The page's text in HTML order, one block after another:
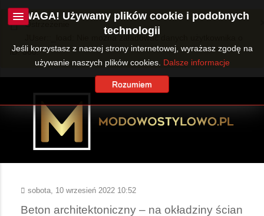
Ostrzeżenie
JUser::_load: Nie można załadować danych użytkownika o
ID: 360.
sobota, 10 wrzesień 2022 10:52
Beton architektoniczny – na okładziny ścian
UWAGA! Używamy plików cookie i podobnych
technologii
Jeśli korzystasz z naszej strony internetowej, wyrażasz zgodę na
używanie naszych plików cookies. Dalsze informacje
Rozumiem